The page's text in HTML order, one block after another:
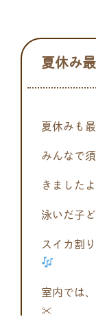
夏休み
夏休みも
みんなで
きました
泳いだ子
スイカ割
室内では
✂